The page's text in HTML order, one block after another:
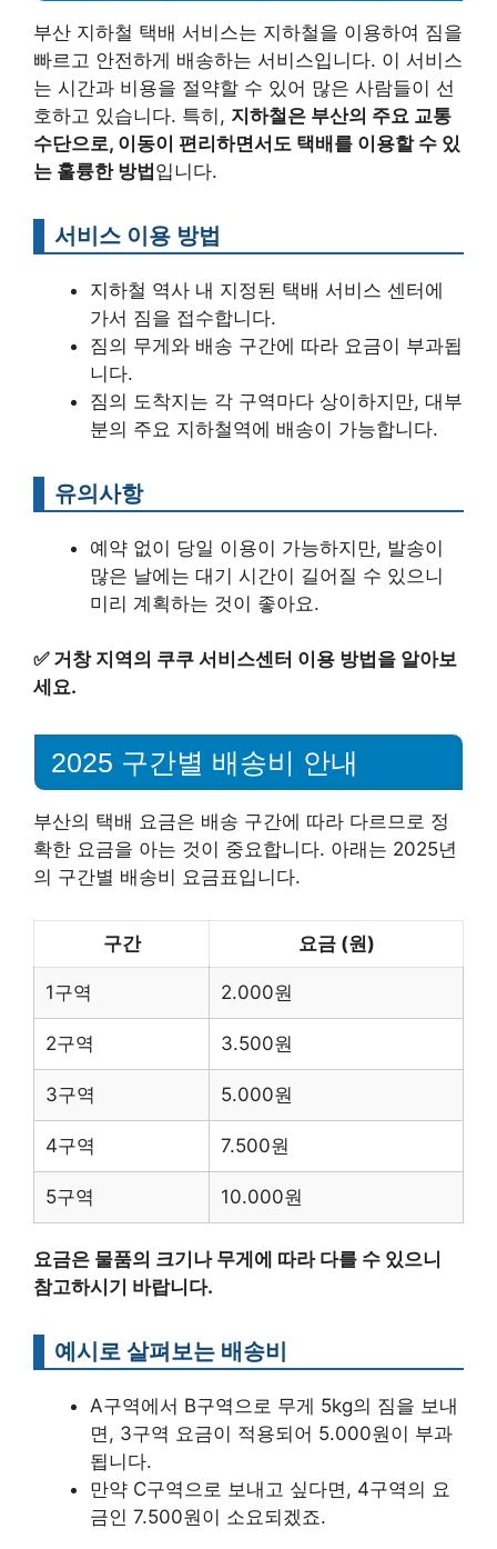
부산 지하철 택배 서비스는 지하철을 이용하여 짐을
빠르고 안전하게 배송하는 서비스입니다. 이 서비스
는 시간과 비용을 절약할 수 있어 많은 사람들이 선
호하고 있습니다. 특히, 지하철은 부산의 주요 교통
수단으로, 이동이 편리하면서도 택배를 이용할 수 있
는 훌륭한 방법입니다.
서비스 이용 방법
지하철 역사 내 지정된 택배 서비스 센터에
가서 짐을 접수합니다.
짐의 무게와 배송 구간에 따라 요금이 부과됩
니다.
짐의 도착지는 각 구역마다 상이하지만, 대부
분의 주요 지하철역에 배송이 가능합니다.
유의사항
예약 없이 당일 이용이 가능하지만, 발송이
많은 날에는 대기 시간이 길어질 수 있으니
미리 계획하는 것이 좋아요.
✅ 거창 지역의 쿠쿠 서비스센터 이용 방법을 알아보
세요.
2025 구간별 배송비 안내
부산의 택배 요금은 배송 구간에 따라 다르므로 정
확한 요금을 아는 것이 중요합니다. 아래는 2025년
의 구간별 배송비 요금표입니다.
구간 요금 (원)
1구역 2.000원
2구역 3.500원
3구역 5.000원
4구역 7.500원
5구역 10.000원
요금은 물품의 크기나 무게에 따라 다를 수 있으니
참고하시기 바랍니다.
예시로 살펴보는 배송비
A구역에서 B구역으로 무게 5kg의 짐을 보내
면, 3구역 요금이 적용되어 5.000원이 부과
됩니다.
만약 C구역으로 보내고 싶다면, 4구역의 요
금인 7.500원이 소요되겠죠.